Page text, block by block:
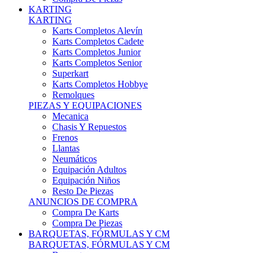
KARTING
KARTING
Karts Completos Alevín
Karts Completos Cadete
Karts Completos Junior
Karts Completos Senior
Superkart
Karts Completos Hobbye
Remolques
PIEZAS Y EQUIPACIONES
Mecanica
Chasis Y Repuestos
Frenos
Llantas
Neumáticos
Equipación Adultos
Equipación Niños
Resto De Piezas
ANUNCIOS DE COMPRA
Compra De Karts
Compra De Piezas
BARQUETAS, FÓRMULAS Y CM
BARQUETAS, FÓRMULAS Y CM